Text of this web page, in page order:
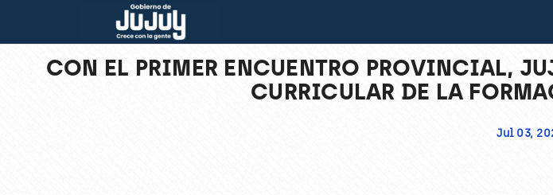
CON EL PRIMER ENCUENTRO PROVINCIAL,
CURRICULAR DE LA
Jul 03,